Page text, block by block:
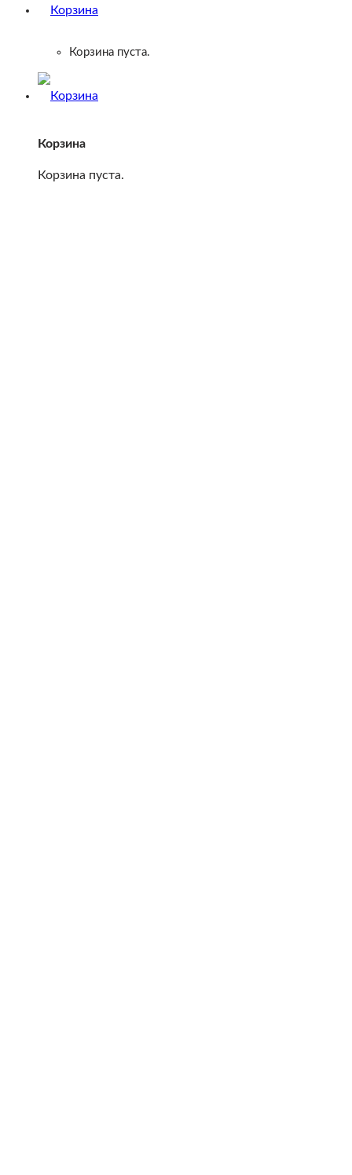
Корзина пуста.
Корзина
Корзина пуста.